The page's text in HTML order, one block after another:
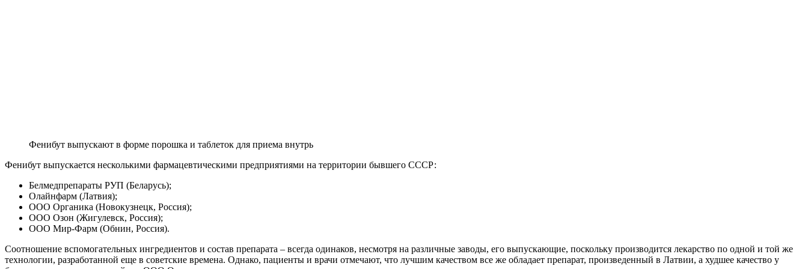
Фенибут выпускают в форме порошка и таблеток для приема внутрь
Фенибут выпускается несколькими фармацевтическими предприятиями на территории бывшего СССР:
Белмедпрепараты РУП (Беларусь);
Олайнфарм (Латвия);
ООО Органика (Новокузнецк, Россия);
ООО Озон (Жигулевск, Россия);
ООО Мир-Фарм (Обнин, Россия).
Соотношение вспомогательных ингредиентов и состав препарата – всегда одинаков, несмотря на различные заводы, его выпускающие, поскольку производится лекарство по одной и той же
технологии, разработанной еще в советские времена. Однако, пациенты и врачи отмечают, что лучшим качеством все же обладает препарат, произведенный в Латвии, а худшее качество у